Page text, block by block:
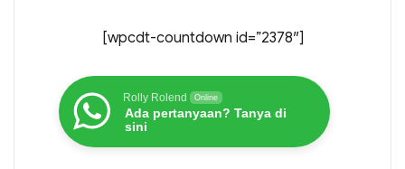
[wpcdt-countdown id=”2378″]
Rolly Rolend Online
Ada pertanyaan? Tanya di
sini